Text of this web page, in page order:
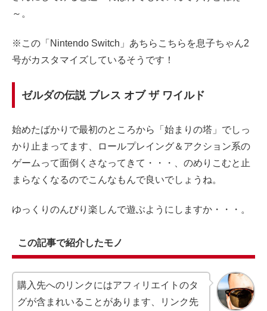
～。
※この「Nintendo Switch」あちらこちらを息子ちゃん2
号がカスタマイズしているそうです！
ゼルダの伝説 ブレス オブ ザ ワイルド
始めたばかりで最初のところから「始まりの塔」でしっ
かり止まってます、ロールプレイング＆アクション系の
ゲームって面倒くさなってきて・・・、のめりこむと止
まらなくなるのでこんなもんで良いでしょうね。
ゆっくりのんびり楽しんで遊ぶようにしますか・・・。
この記事で紹介したモノ
購入先へのリンクにはアフィリエイトのタ
グが含まれいることがあります、リンク先